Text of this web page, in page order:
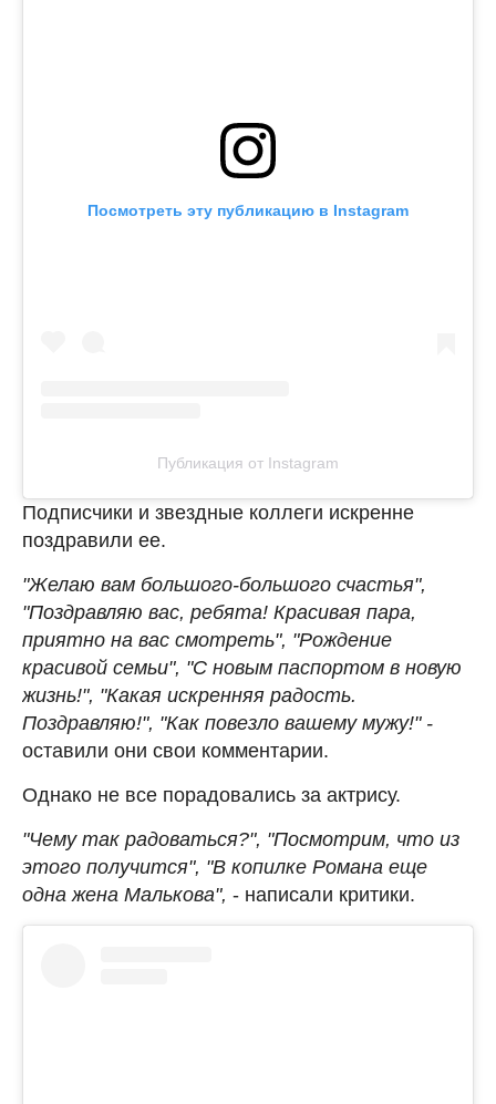
Посмотреть эту публикацию в Instagram
Публикация от Instagram
Подписчики и звездные коллеги искренне
поздравили ее.
"Желаю вам большого-большого счастья",
"Поздравляю вас, ребята! Красивая пара,
приятно на вас смотреть", "Рождение
красивой семьи", "С новым паспортом в новую
жизнь!", "Какая искренняя радость.
Поздравляю!", "Как повезло вашему мужу!" -
оставили они свои комментарии.
Однако не все порадовались за актрису.
"Чему так радоваться?", "Посмотрим, что из
этого получится", "В копилке Романа еще
одна жена Малькова", - написали критики.